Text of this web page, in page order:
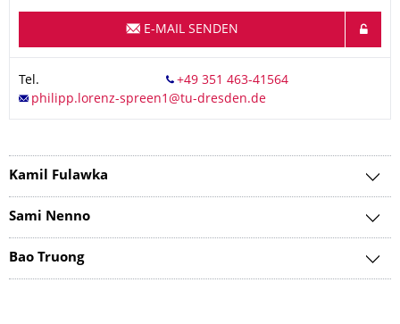
E-MAIL SENDEN
Tel.
Kamil Fulawka
Sami Nenno
Bao Truong